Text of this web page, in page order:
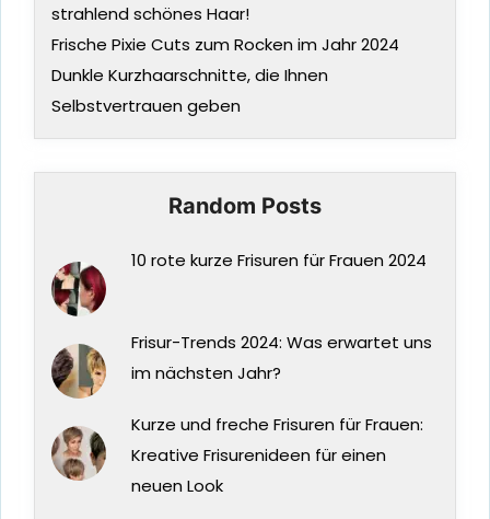
strahlend schönes Haar!
Frische Pixie Cuts zum Rocken im Jahr 2024
Dunkle Kurzhaarschnitte, die Ihnen
Selbstvertrauen geben
Random Posts
10 rote kurze Frisuren für Frauen 2024
Frisur-Trends 2024: Was erwartet uns
im nächsten Jahr?
Kurze und freche Frisuren für Frauen:
Kreative Frisurenideen für einen
neuen Look